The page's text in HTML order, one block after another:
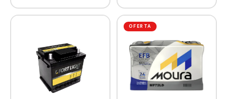
OFERTA